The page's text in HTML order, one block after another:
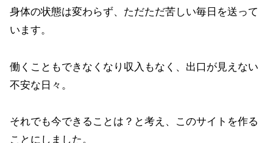
身体の状態は変わらず、ただただ苦しい毎日を送って
います。
働くこともできなくなり収入もなく、出口が見えない
不安な日々。
それでも今できることは？と考え、このサイトを作る
ことにしました。